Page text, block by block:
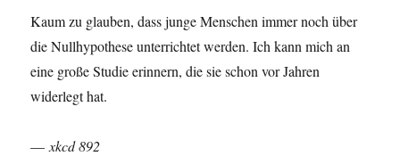
Kaum zu glauben, dass junge Menschen immer noch über
die Nullhypothese unterrichtet werden. Ich kann mich an
eine große Studie erinnern, die sie schon vor Jahren
widerlegt hat.
— xkcd 892